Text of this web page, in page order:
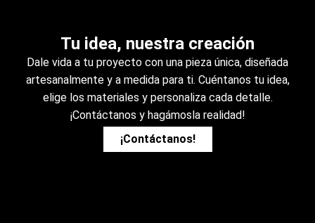
Tu idea, nuestra creación
Dale vida a tu proyecto con una pieza única, diseñada
artesanalmente y a medida para ti. Cuéntanos tu idea,
elige los materiales y personaliza cada detalle.
¡Contáctanos y hagámosla realidad!
¡Contáctanos!